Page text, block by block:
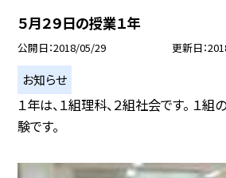
５月２９日の授業１年
公開日 2018/05/29 更新日
お知らせ
１年は、１組理科、２組社会です。 １
験です。